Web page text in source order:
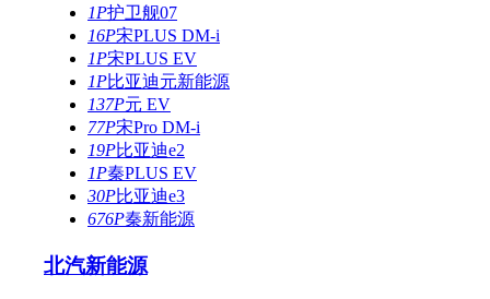
1P护卫舰07
16P宋PLUS DM-i
1P宋PLUS EV
1P比亚迪元新能源
137P元 EV
77P宋Pro DM-i
19P比亚迪e2
1P秦PLUS EV
30P比亚迪e3
676P秦新能源
北汽新能源